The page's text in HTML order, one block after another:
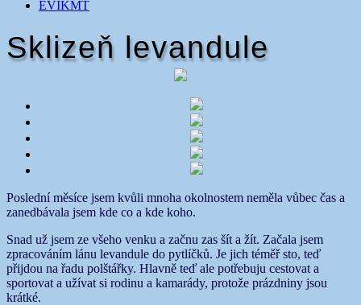
EVIKMT
Sklizeň levandule
Poslední měsíce jsem kvůli mnoha okolnostem neměla vůbec čas a
zanedbávala jsem kde co a kde koho.
Snad už jsem ze všeho venku a začnu zas šít a žít. Začala jsem
zpracováním lánu levandule do pytlíčků. Je jich téměř sto, teď
přijdou na řadu polštářky. Hlavně teď ale potřebuju cestovat a
sportovat a užívat si rodinu a kamarády, protože prázdniny jsou
krátké.